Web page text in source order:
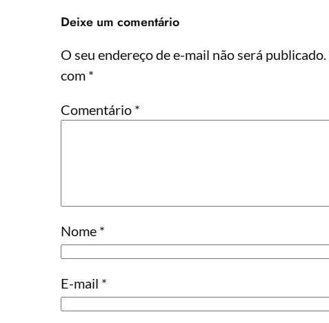
Deixe um comentário
O seu endereço de e-mail não será publicado.
com *
Comentário *
Nome *
E-mail *